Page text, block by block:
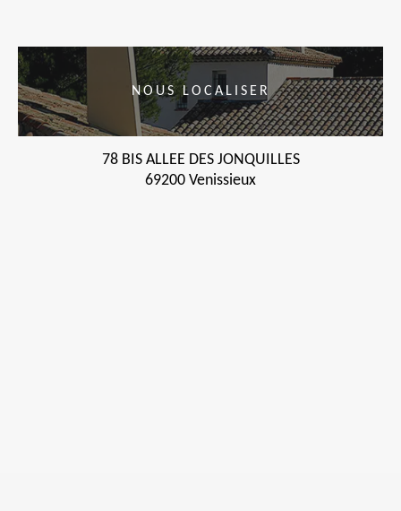
NOUS LOCALISER
78 BIS ALLEE DES JONQUILLES
69200 Venissieux